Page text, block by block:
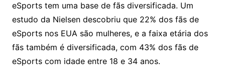
eSports tem uma base de fãs diversificada. Um
estudo da Nielsen descobriu que 22% dos fãs de
eSports nos EUA são mulheres, e a faixa etária dos
fãs também é diversificada, com 43% dos fãs de
eSports com idade entre 18 e 34 anos.